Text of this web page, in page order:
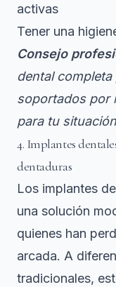
activas
Tener una
Consejo
dental
soportados por
para tu
4. Implantes
dentaduras
Los implantes
una solución
quienes han
arcada. A
tradicionales,